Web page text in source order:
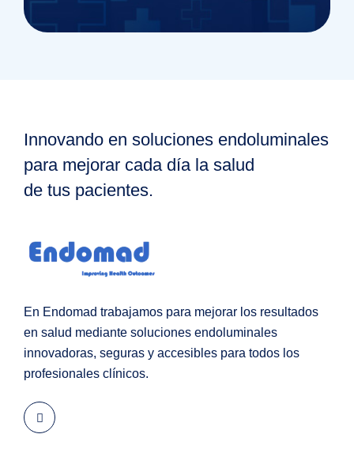
Innovando en soluciones endoluminales
para mejorar cada día la salud
de tus pacientes.
En Endomad trabajamos para mejorar los resultados
en salud mediante soluciones endoluminales
innovadoras, seguras y accesibles para todos los
profesionales clínicos.